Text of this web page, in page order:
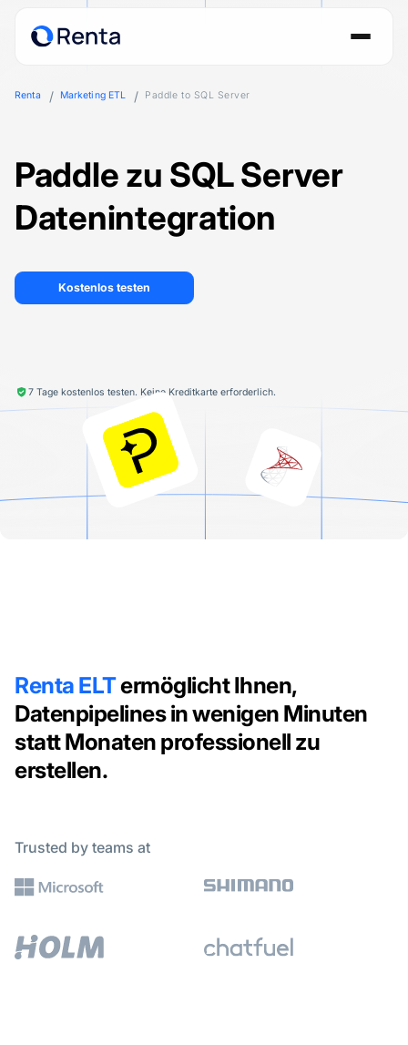
Renta Marketing ETL Paddle to SQL Server
Paddle zu SQL Server
Datenintegration
Kostenlos testen
7 Tage kostenlos testen. Keine Kreditkarte erforderlich.
Renta ELTermöglicht Ihnen,
Datenpipelines in wenigen Minuten
statt Monaten professionell zu
erstellen.
Trusted by teams at